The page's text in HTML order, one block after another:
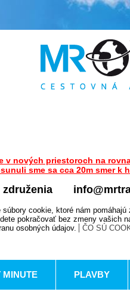
v nových priestoroch na
sme sa cca 20m smer k
združenia
cookie, ktoré nám
pokračovať bez zmeny vašich
osobných údajov.
ČO SÚ
MINUTE PLAVBY